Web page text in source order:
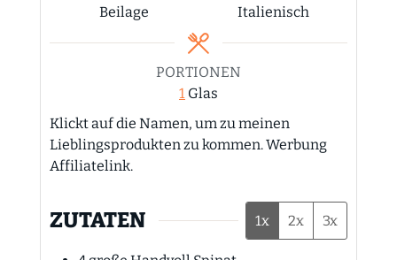
Beilage
Italienisch
PORTIONEN
1 Glas
Klickt auf die Namen, um zu meinen
Lieblingsprodukten zu kommen. Werbung
Affiliatelink.
ZUTATEN 1x 2x 3x